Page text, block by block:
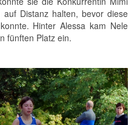
Distanz halten, bevor diese
Hinter Alessa kam Nele
fünften Platz ein.